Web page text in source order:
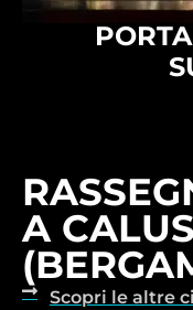
A
Scopri le altre